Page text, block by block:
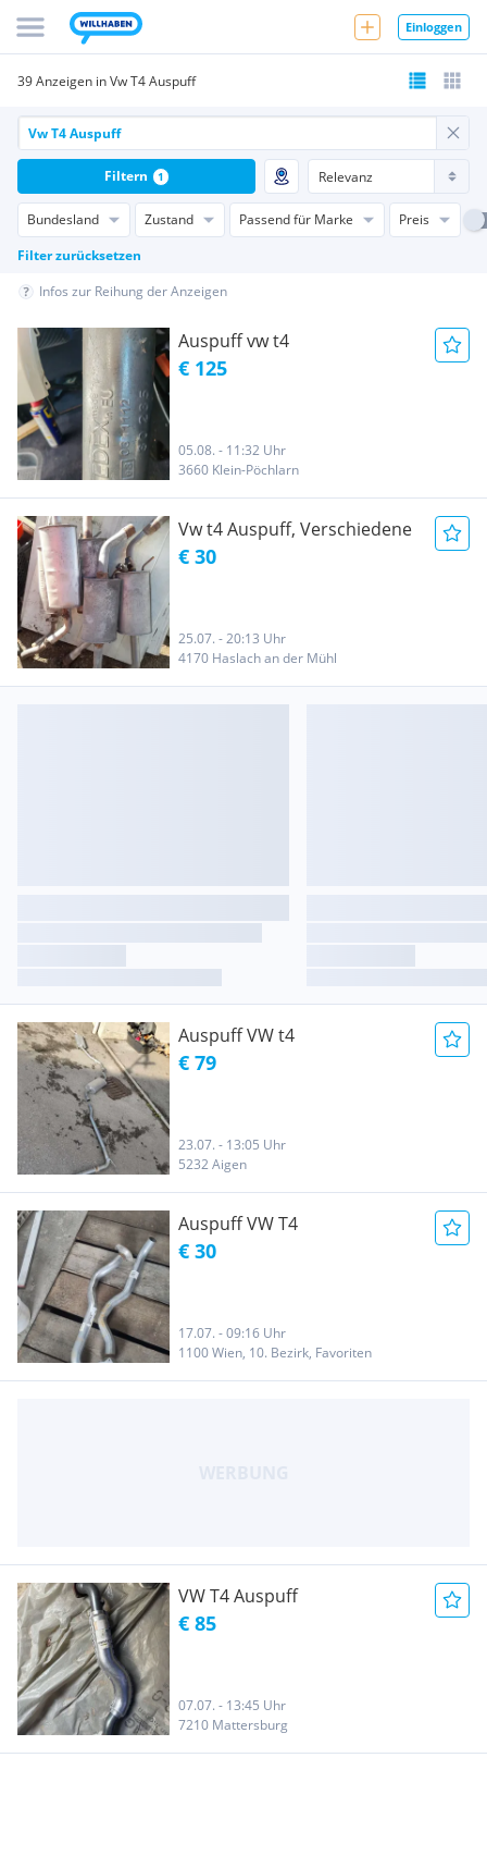
Einloggen
39 Anzeigen in Vw T4 Auspuff
Bundesland Zustand Passend für Marke
Preis
Filter zurücksetzen
Filtern 1
Infos zur Reihung der Anzeigen
Auspuff vw t4
€ 125
05.08. - 11:32 Uhr
3660 Klein-Pöchlarn
Vw t4 Auspuff, Verschiedene
€ 30
25.07. - 20:13 Uhr
4170 Haslach an der Mühl
Auspuff VW t4
€ 79
23.07. - 13:05 Uhr
5232 Aigen
Auspuff VW T4
€ 30
17.07. - 09:16 Uhr
1100 Wien, 10. Bezirk, Favoriten
VW T4 Auspuff
€ 85
07.07. - 13:45 Uhr
7210 Mattersburg